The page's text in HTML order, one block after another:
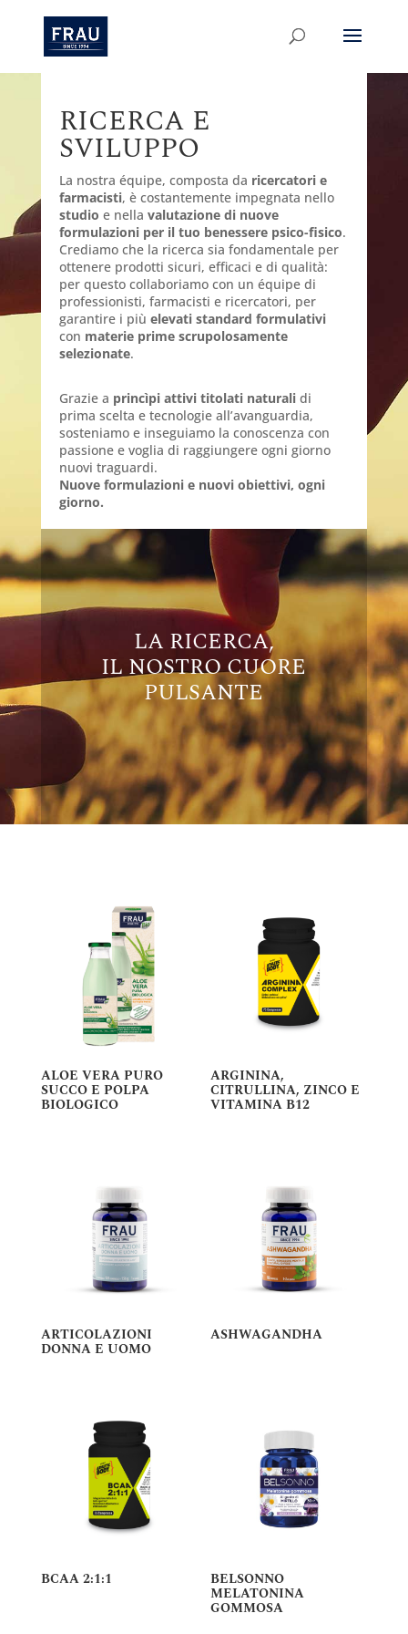
RICERCA E
SVILUPPO
La nostra équipe, composta da ricercatori e
farmacisti, è costantemente impegnata nello
studio e nella valutazione di nuove
formulazioni per il tuo benessere psico-fisico.
Crediamo che la ricerca sia fondamentale per
ottenere prodotti sicuri, efficaci e di qualità:
per questo collaboriamo con un équipe di
professionisti, farmacisti e ricercatori, per
garantire i più elevati standard formulativi
con materie prime scrupolosamente
selezionate.
Grazie a princìpi attivi titolati naturali di
prima scelta e tecnologie all’avanguardia,
sosteniamo e inseguiamo la conoscenza con
passione e voglia di raggiungere ogni giorno
nuovi traguardi.
Nuove formulazioni e nuovi obiettivi, ogni
giorno.
LA RICERCA,
IL NOSTRO CUORE
PULSANTE
ALOE VERA PURO
SUCCO E POLPA
BIOLOGICO
ARGININA,
CITRULLINA, ZINCO E
VITAMINA B12
ARTICOLAZIONI
DONNA E UOMO
ASHWAGANDHA
BCAA 2:1:1 BELSONNO
MELATONINA
GOMMOSA